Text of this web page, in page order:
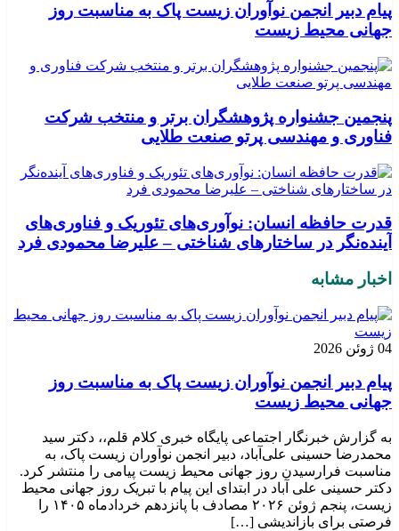
پیام دبیر انجمن نوآوران زیست پاک به مناسبت روز
جهانی محیط زیست
پنجمین جشنواره پژوهشگران برتر و منتخب شرکت
فناوری و مهندسی پرتو صنعت طلایی
قدرت حافظه انسان: نوآوری‌های تئوریک و فناوری‌های
آینده‌نگر در ساختارهای شناختی – علیرضا محمودی فرد
اخبار مشابه
04 ژوئن 2026
پیام دبیر انجمن نوآوران زیست پاک به مناسبت روز
جهانی محیط زیست
به گزارش خبرنگار اجتماعی پایگاه خبری کلام قلم،، دکتر سید
محمدرضا حسینی علی‌آباد، دبیر انجمن نوآوران زیست پاک، به
مناسبت فرارسیدن روز جهانی محیط زیست پیامی را منتشر کرد.
دکتر حسینی علی آباد در ابتدای این پیام با تبریک روز جهانی محیط
زیست، پنجم ژوئن ۲۰۲۶ مصادف با پانزدهم خردادماه ۱۴۰۵ را
فرصتی برای بازاندیشی […]